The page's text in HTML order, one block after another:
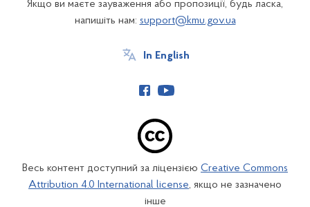
Якщо ви маєте зауваження або пропозиції, будь ласка,
напишіть нам: support@kmu.gov.ua
In English
Весь контент доступний за ліцензією Creative Commons
Attribution 4.0 International license, якщо не зазначено
інше